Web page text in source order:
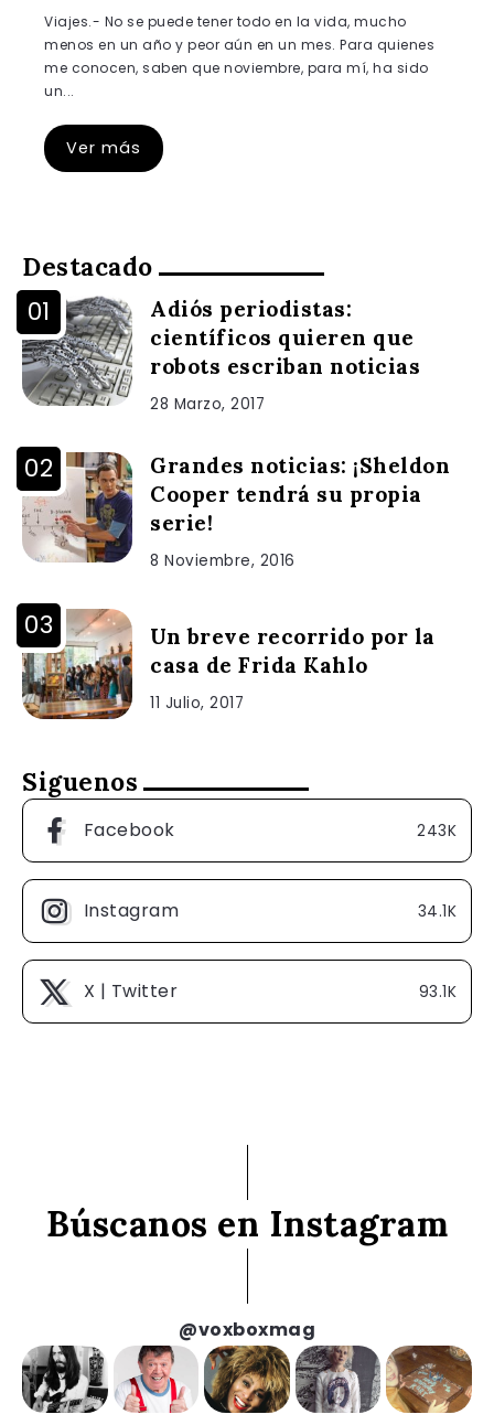
Viajes.- No se puede tener todo en la vida, mucho
menos en un año y peor aún en un mes. Para quienes
me conocen, saben que noviembre, para mí, ha sido
un...
Ver más
Destacado
Adiós periodistas:
científicos quieren que
robots escriban noticias
28 Marzo, 2017
Grandes noticias: ¡Sheldon
Cooper tendrá su propia
serie!
8 Noviembre, 2016
Un breve recorrido por la
casa de Frida Kahlo
11 Julio, 2017
Siguenos
Facebook 243K
Instagram 34.1K
X | Twitter 93.1K
Búscanos en Instagram
@voxboxmag